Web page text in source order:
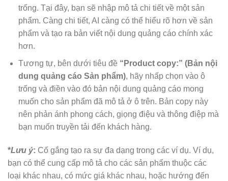
trống. Tại đây, bạn sẽ nhập mô tả chi tiết về một sản
phẩm. Càng chi tiết, AI càng có thể hiểu rõ hơn về sản
phẩm và tạo ra bản viết nội dung quảng cáo chính xác
hơn.
Tương tự, bên dưới tiêu đề “Product copy:” (Bản nội
dung quảng cáo Sản phẩm), hãy nhấp chọn vào ô
trống và điền vào đó bản nội dung quảng cáo mong
muốn cho sản phẩm đã mô tả ở ô trên. Bản copy này
nên phản ánh phong cách, giọng điệu và thông điệp mà
bạn muốn truyền tải đến khách hàng.
*Lưu ý: Cố gắng tạo ra sự đa dạng trong các ví dụ. Ví dụ,
bạn có thể cung cấp mô tả cho các sản phẩm thuộc các
loại khác nhau, có mức giá khác nhau, hoặc hướng đến